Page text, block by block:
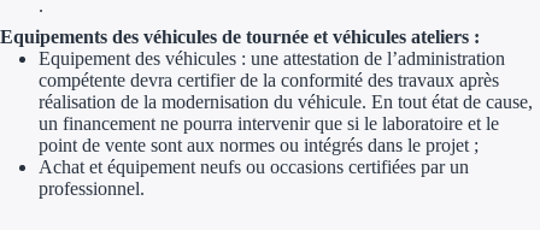
Aides Région
Outre-mer
Aides Région
.
Equipements des véhicules de tournée et véhicules ateliers :
Equipement des véhicules : une attestation de l’administration
compétente devra certifier de la conformité des travaux après
réalisation de la modernisation du véhicule. En tout état de cause,
un financement ne pourra intervenir que si le laboratoire et le
point de vente sont aux normes ou intégrés dans le projet ;
Achat et équipement neufs ou occasions certifiées par un
professionnel.